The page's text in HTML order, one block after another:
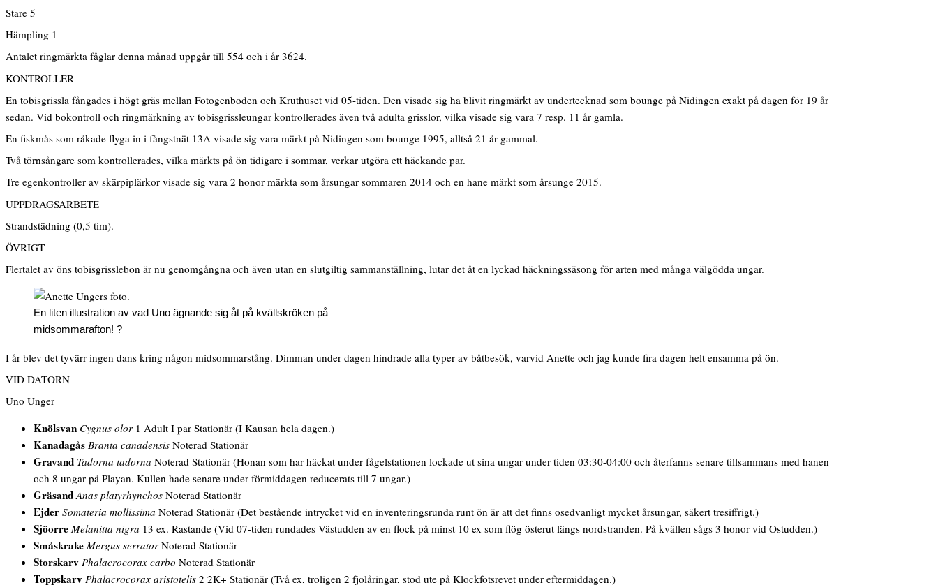
Stare 5
Hämpling 1
Antalet ringmärkta fåglar denna månad uppgår till 554 och i år 3624.
KONTROLLER
En tobisgrissla fångades i högt gräs mellan Fotogenboden och Kruthuset vid 05-tiden. Den visade sig ha blivit ringmärkt av undertecknad som bounge på Nidingen exakt på dagen för 19 år
sedan. Vid bokontroll och ringmärkning av tobisgrissleungar kontrollerades även två adulta grisslor, vilka visade sig vara 7 resp. 11 år gamla.
En fiskmås som råkade flyga in i fångstnät 13A visade sig vara märkt på Nidingen som bounge 1995, alltså 21 år gammal.
Två törnsångare som kontrollerades, vilka märkts på ön tidigare i sommar, verkar utgöra ett häckande par.
Tre egenkontroller av skärpiplärkor visade sig vara 2 honor märkta som årsungar sommaren 2014 och en hane märkt som årsunge 2015.
UPPDRAGSARBETE
Strandstädning (0,5 tim).
ÖVRIGT
Flertalet av öns tobisgrisslebon är nu genomgångna och även utan en slutgiltig sammanställning, lutar det åt en lyckad häckningssäsong för arten med många välgödda ungar.
En liten illustration av vad Uno ägnande sig åt på kvällskröken på
midsommarafton! ?
I år blev det tyvärr ingen dans kring någon midsommarstång. Dimman under dagen hindrade alla typer av båtbesök, varvid Anette och jag kunde fira dagen helt ensamma på ön.
VID DATORN
Uno Unger
Knölsvan Cygnus olor1 Adult I par Stationär (I Kausan hela dagen.)
Kanadagås Branta canadensis Noterad Stationär
Gravand Tadorna tadorna Noterad Stationär (Honan som har häckat under fågelstationen lockade ut sina ungar under tiden 03:30-04:00 och återfanns senare tillsammans med hanen
och 8 ungar på Playan. Kullen hade senare under förmiddagen reducerats till 7 ungar.)
GräsandAnas platyrhynchos Noterad Stationär
Ejder Somateria mollissima Noterad Stationär (Det bestående intrycket vid en inventeringsrunda runt ön är att det finns osedvanligt mycket årsungar, säkert tresiffrigt.)
Sjöorre Melanitta nigra 13 ex. Rastande (Vid 07-tiden rundades Västudden av en flock på minst 10 ex som flög österut längs nordstranden. På kvällen sågs 3 honor vid Ostudden.)
Småskrake Mergus serratorNoterad Stationär
Storskarv Phalacrocorax carbo Noterad Stationär
Toppskarv Phalacrocorax aristotelis 2 2K+ Stationär (Två ex, troligen 2 fjolåringar, stod ute på Klockfotsrevet under eftermiddagen.)